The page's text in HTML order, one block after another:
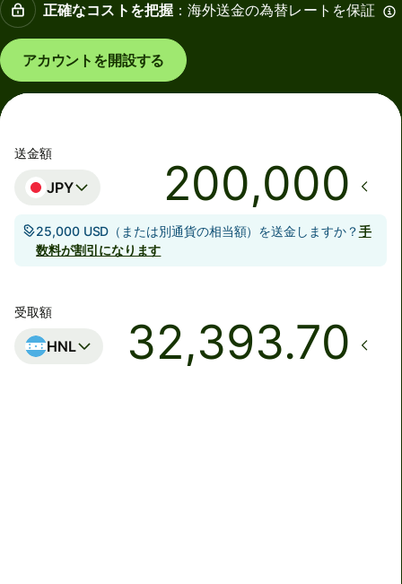
正確なコストを把握：海外送金の為替レートを保証
アカウントを開設する
送金額
JPY
25,000 USD（または別通貨の相当額）を送金しますか？手
数料が割引になります
受取額
HNL